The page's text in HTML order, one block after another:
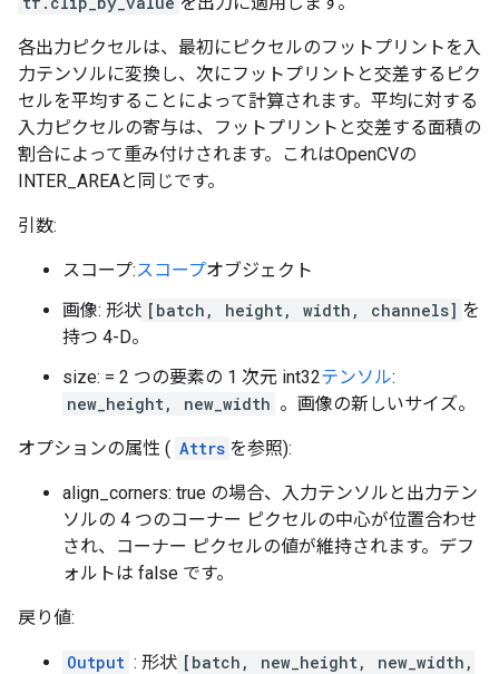
各出力ピクセルは、最初にピクセルのフットプリントを入
力テンソルに変換し、次にフットプリントと交差するピク
セルを平均することによって計算されます。平均に対する
入力ピクセルの寄与は、フットプリントと交差する面積の
割合によって重み付けされます。これはOpenCVの
INTER_AREAと同じです。
引数:
スコープ:スコープオブジェクト
画像: 形状 [batch, height, width, channels] を
持つ 4-D。
size: = 2 つの要素の 1 次元 int32テンソル:
new_height, new_width 。画像の新しいサイズ。
オプションの属性 ( Attrs を参照):
align_corners: true の場合、入力テンソルと出力テン
ソルの 4 つのコーナー ピクセルの中心が位置合わせ
され、コーナー ピクセルの値が維持されます。デフ
ォルトは false です。
戻り値:
Output : 形状 [batch, new_height, new_width,